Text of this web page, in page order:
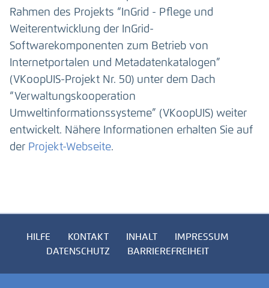
Rahmen des Projekts “InGrid - Pflege und
Weiterentwicklung der InGrid-
Softwarekomponenten zum Betrieb von
Internetportalen und Metadatenkatalogen”
(VKoopUIS-Projekt Nr. 50) unter dem Dach
“Verwaltungskooperation
Umweltinformationssysteme” (VKoopUIS) weiter
entwickelt. Nähere Informationen erhalten Sie auf
der Projekt-Webseite.
HILFE KONTAKT INHALT
IMPRESSUM
DATENSCHUTZ
BARRIEREFREIHEIT